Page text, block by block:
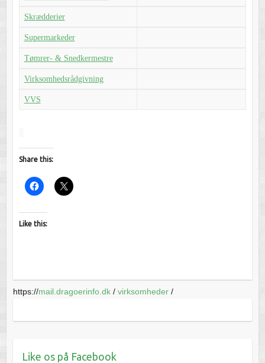
Skrædderier
Supermarkeder
Tømrer- & Snedkermestre
Virksomhedsrådgivning
VVS
Share this:
Like this:
https://mail.dragoerinfo.dk/ virksomheder/
Like os på Facebook